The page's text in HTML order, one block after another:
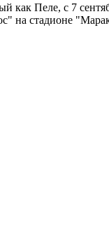
Пеле, с 7
на стадионе